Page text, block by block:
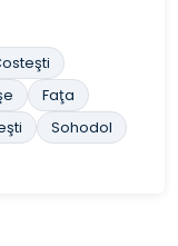
Faţa
Sohodol